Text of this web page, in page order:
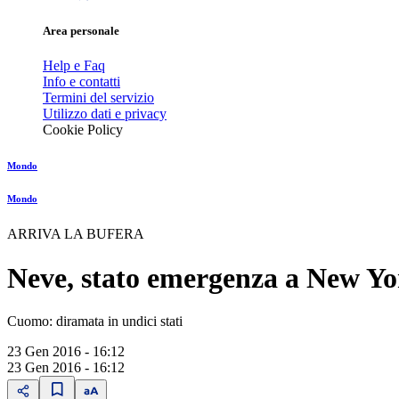
Area personale
Help e Faq
Info e contatti
Termini del servizio
Utilizzo dati e privacy
Cookie Policy
Mondo
Mondo
ARRIVA LA BUFERA
Neve, stato emergenza a New
Cuomo: diramata in undici stati
23 Gen 2016 - 16:12
23 Gen 2016 - 16:12